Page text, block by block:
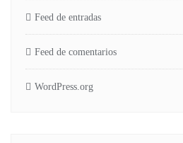
Feed de entradas
Feed de comentarios
WordPress.org